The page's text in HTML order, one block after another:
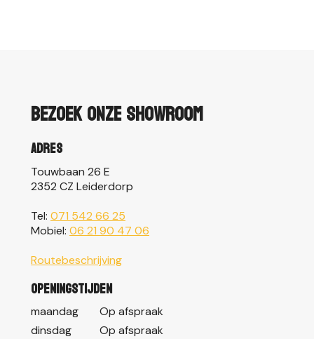
Bezoek onze showroom
Adres
Touwbaan 26 E
2352 CZ Leiderdorp
Tel: 071 542 66 25
Mobiel: 06 21 90 47 06
Routebeschrijving
Openingstijden
maandag
Op afspraak
dinsdag
Op afspraak